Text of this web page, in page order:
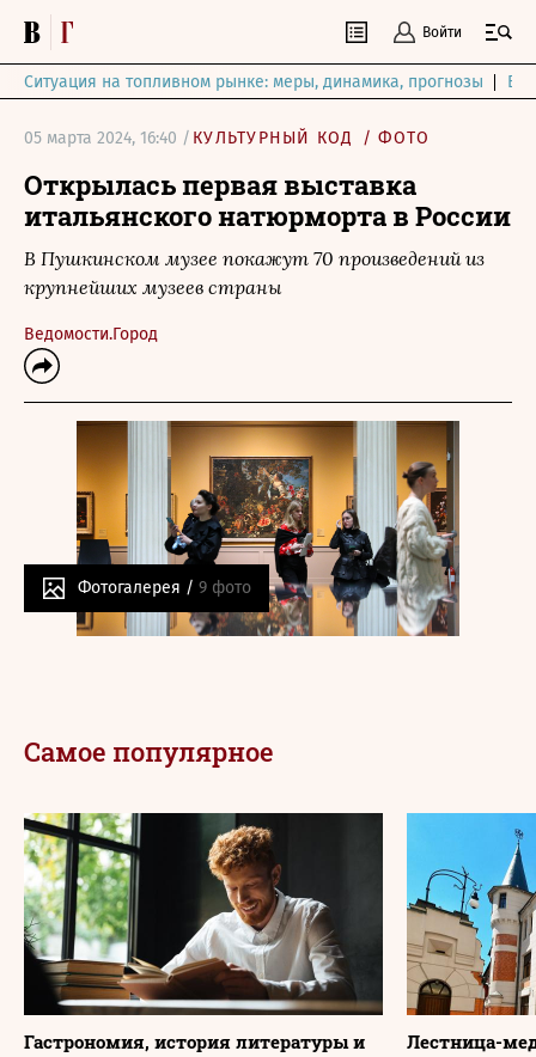
Войти
Ситуация на топливном рынке: меры, динамика, прогнозы
05 марта 2024, 16:40 / КУЛЬТУРНЫЙ КОД /ФОТО
Открылась первая выставка
итальянского натюрморта в России
В Пушкинском музее покажут 70 произведений из
крупнейших музеев страны
Ведомости.Город
Фотогалерея / 9 фото
Самое популярное
Гастрономия, история литературы и
Лестница-